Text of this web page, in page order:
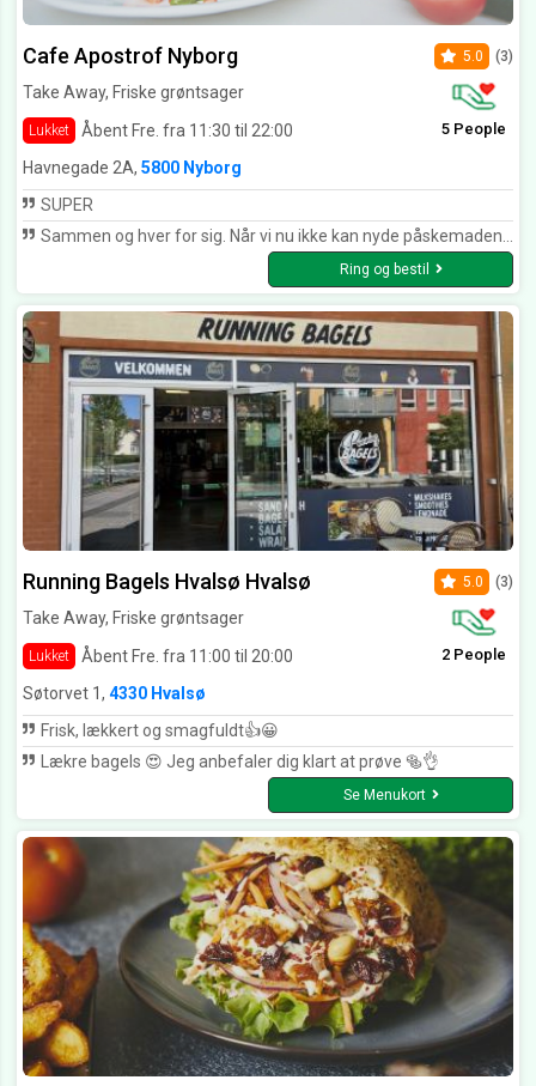
Cafe Apostrof Nyborg
Take Away, Friske grøntsager
Lukket Åbent Fre. fra 11:30 til 22:00
5.0 (3)
5 People
Havnegade 2A, 5800 Nyborg
SUPER
Sammen og hver for sig. Når vi nu ikke kan nyde påskemaden sammen med vores familie, er det da skønt , at få dejlig mad fra restaurant Apostrof i Nyborg. Vi nød det både Langfredag og Påskedag. Stor påskehilsen Inge og Preben Madsen, Nyborg.
Ring og bestil
Running Bagels Hvalsø Hvalsø
Take Away, Friske grøntsager
Lukket Åbent Fre. fra 11:00 til 20:00
5.0 (3)
2 People
Søtorvet 1, 4330 Hvalsø
Frisk, lækkert og smagfuldt👍😀
Lækre bagels 😍 Jeg anbefaler dig klart at prøve 🥯👌
Se Menukort